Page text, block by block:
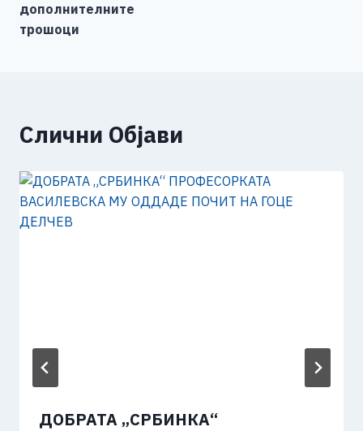
дополнителните
трошоци
Слични Објави
ДОБРАТА „СРБИНКА“